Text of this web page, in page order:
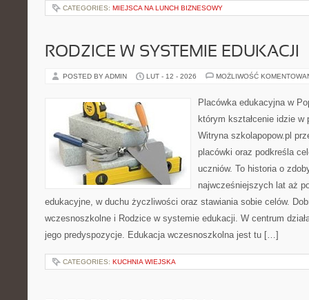
CATEGORIES: MIEJSCA NA LUNCH BIZNESOWY
RODZICE W SYSTEMIE EDUKACJI
POSTED BY ADMIN LUT - 12 - 2026 MOŻLIWOŚĆ
Placówka edukacyjna w
którym kształcenie idzie w
Witryna szkolapopow.pl
placówki oraz podkreśla
uczniów. To historia o
najwcześniejszych lat aż
edukacyjne, w duchu życzliwości oraz stawiania sobie celów.
wczesnoszkolne i Rodzice w systemie edukacji. W centrum
jego predyspozycje. Edukacja wczesnoszkolna jest tu […]
CATEGORIES: KUCHNIA WIEJSKA